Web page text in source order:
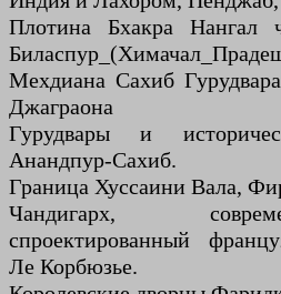
Плотина Бхакра Нангал
Мехдиана Сахиб
Джаграона
Гурудвары и
Анандпур-Сахиб.
Граница Хуссаини Вала,
Чандигарх,
спроектированный
Ле Корбюзье.